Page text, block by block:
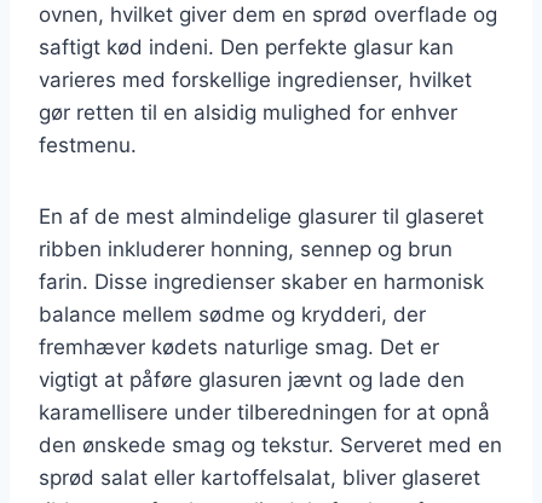
ovnen, hvilket giver dem en sprød overflade og
saftigt kød indeni. Den perfekte glasur kan
varieres med forskellige ingredienser, hvilket
gør retten til en alsidig mulighed for enhver
festmenu.
En af de mest almindelige glasurer til glaseret
ribben inkluderer honning, sennep og brun
farin. Disse ingredienser skaber en harmonisk
balance mellem sødme og krydderi, der
fremhæver kødets naturlige smag. Det er
vigtigt at påføre glasuren jævnt og lade den
karamellisere under tilberedningen for at opnå
den ønskede smag og tekstur. Serveret med en
sprød salat eller kartoffelsalat, bliver glaseret